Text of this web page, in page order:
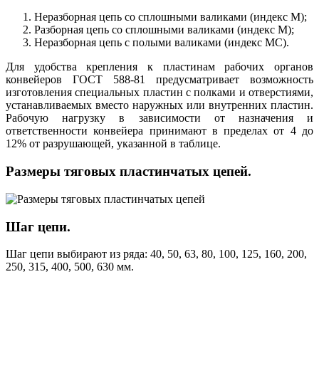
Неразборная цепь со сплошными валиками (индекс М);
Разборная цепь со сплошными валиками (индекс М);
Неразборная цепь с полыми валиками (индекс МС).
Для удобства крепления к пластинам рабочих органов
конвейеров ГОСТ 588-81 предусматривает возможность
изготовления специальных пластин с полками и отверстиями,
устанавливаемых вместо наружных или внутренних пластин.
Рабочую нагрузку в зависимости от назначения и
ответственности конвейера принимают в пределах от 4 до
12% от разрушающей, указанной в таблице.
Размеры тяговых пластинчатых цепей.
Шаг цепи.
Шаг цепи выбирают из ряда: 40, 50, 63, 80, 100, 125, 160, 200,
250, 315, 400, 500, 630 мм.